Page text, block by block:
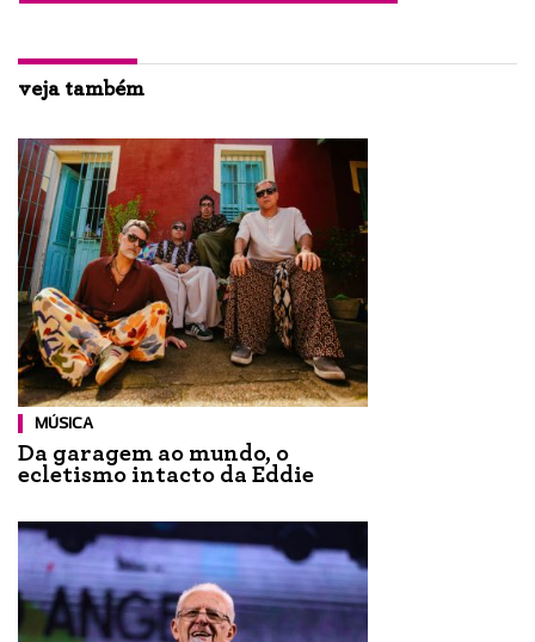
veja também
MÚSICA
Da garagem ao mundo, o
ecletismo intacto da Eddie